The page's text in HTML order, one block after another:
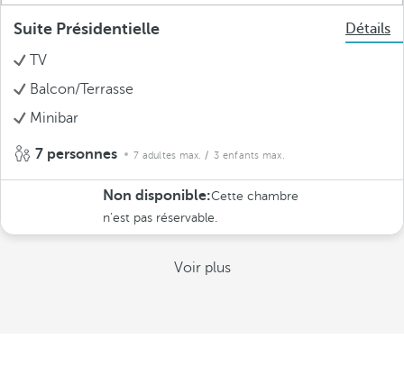
Suite Présidentielle
Détails
TV
Balcon/Terrasse
Minibar
7 personnes 7 adultes max. / 3 enfants max.
Non disponible:Cette chambre
n’est pas réservable.
Voir plus